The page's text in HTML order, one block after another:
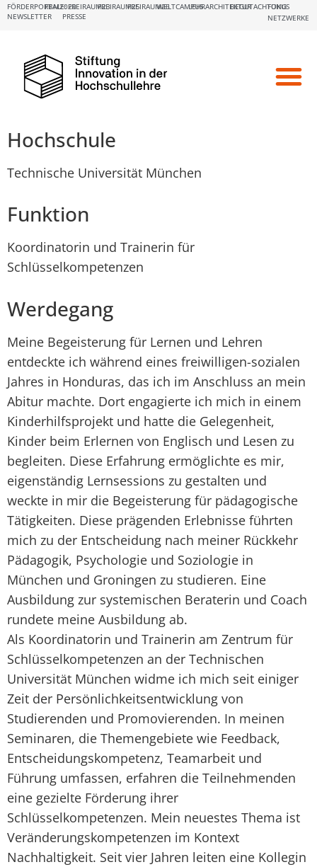
NEWSLETTER PRESSE
FÖRDERPORTALE:
FBM2020FREIRAUM23FREIRAUM25FREIRAUM26WELTCAMPUSLEHRARCHITEKTURBEGUTACHTUNG
FOKUS
NETZWERKE
Hochschule
Technische Universität München
Funktion
Koordinatorin und Trainerin für
Schlüsselkompetenzen
Werdegang
Meine Begeisterung für Lernen und Lehren
entdeckte ich während eines freiwilligen-sozialen
Jahres in Honduras, das ich im Anschluss an mein
Abitur machte. Dort engagierte ich mich in einem
Kinderhilfsprojekt und hatte die Gelegenheit,
Kinder beim Erlernen von Englisch und Lesen zu
begleiten. Diese Erfahrung ermöglichte es mir,
eigenständig Lernsessions zu gestalten und
weckte in mir die Begeisterung für pädagogische
Tätigkeiten. Diese prägenden Erlebnisse führten
mich zu der Entscheidung nach meiner Rückkehr
Pädagogik, Psychologie und Soziologie in
München und Groningen zu studieren. Eine
Ausbildung zur systemischen Beraterin und Coach
rundete meine Ausbildung ab.
Als Koordinatorin und Trainerin am Zentrum für
Schlüsselkompetenzen an der Technischen
Universität München widme ich mich seit einiger
Zeit der Persönlichkeitsentwicklung von
Studierenden und Promovierenden. In meinen
Seminaren, die Themengebiete wie Feedback,
Entscheidungskompetenz, Teamarbeit und
Führung umfassen, erfahren die Teilnehmenden
eine gezielte Förderung ihrer
Schlüsselkompetenzen. Mein neuestes Thema ist
Veränderungskompetenzen im Kontext
Nachhaltigkeit. Seit vier Jahren leiten eine Kollegin